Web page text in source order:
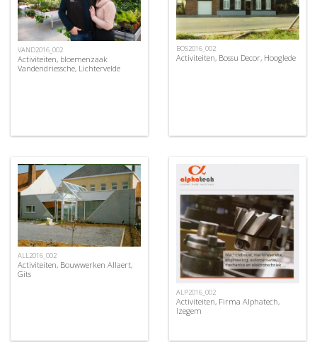
VAND2016_002
Activiteiten, bloemenzaak
Vandendriessche, Lichtervelde
BOS2016_002
Activiteiten, Bossu Decor, Hooglede
ALL2016_002
Activiteiten, Bouwwerken Allaert,
Gits
ALP2016_002
Activiteiten, Firma Alphatech,
Izegem